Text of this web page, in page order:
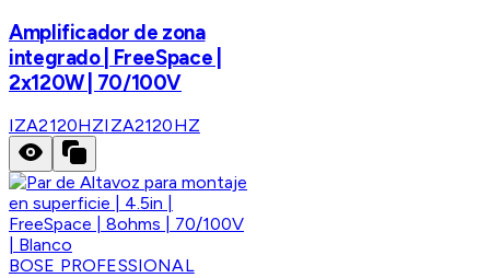
Amplificador de zona
integrado | FreeSpace |
2x120W | 70/100V
IZA2120HZIZA2120HZ
BOSE PROFESSIONAL